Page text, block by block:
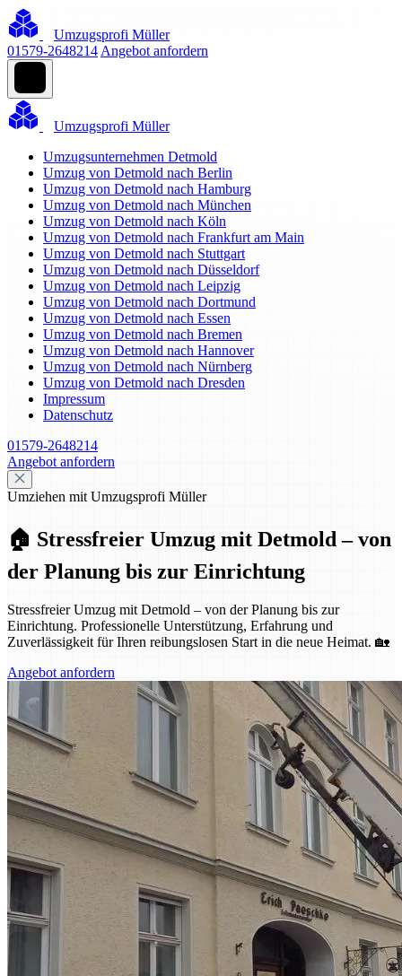
Umzugsprofi Müller
01579-2648214 Angebot anfordern
Umzugsprofi Müller
Umzugsunternehmen Detmold
Umzug von Detmold nach Berlin
Umzug von Detmold nach Hamburg
Umzug von Detmold nach München
Umzug von Detmold nach Köln
Umzug von Detmold nach Frankfurt am Main
Umzug von Detmold nach Stuttgart
Umzug von Detmold nach Düsseldorf
Umzug von Detmold nach Leipzig
Umzug von Detmold nach Dortmund
Umzug von Detmold nach Essen
Umzug von Detmold nach Bremen
Umzug von Detmold nach Hannover
Umzug von Detmold nach Nürnberg
Umzug von Detmold nach Dresden
Impressum
Datenschutz
01579-2648214
Angebot anfordern
Umziehen mit Umzugsprofi Müller
🏠 Stressfreier Umzug mit Detmold – von
der Planung bis zur Einrichtung
Stressfreier Umzug mit Detmold – von der Planung bis zur
Einrichtung. Professionelle Unterstützung, Erfahrung und
Zuverlässigkeit für Ihren reibungslosen Start in die neue Heimat. 🏡
Angebot anfordern